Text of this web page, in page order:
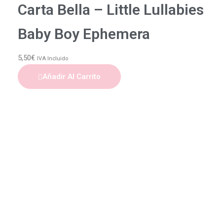
Carta Bella – Little Lullabies
Baby Boy Ephemera
5,50€ IVA Incluido
Añadir Al Carrito